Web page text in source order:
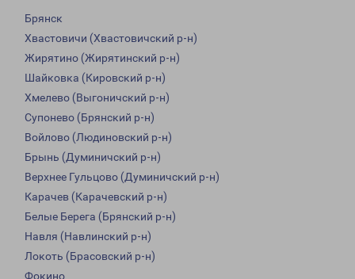
Брянск
Хвастовичи (Хвастовичский р-н)
Жирятино (Жирятинский р-н)
Шайковка (Кировский р-н)
Хмелево (Выгоничский р-н)
Супонево (Брянский р-н)
Войлово (Людиновский р-н)
Брынь (Думиничский р-н)
Верхнее Гульцово (Думиничский р-н)
Карачев (Карачевский р-н)
Белые Берега (Брянский р-н)
Навля (Навлинский р-н)
Локоть (Брасовский р-н)
Фокино